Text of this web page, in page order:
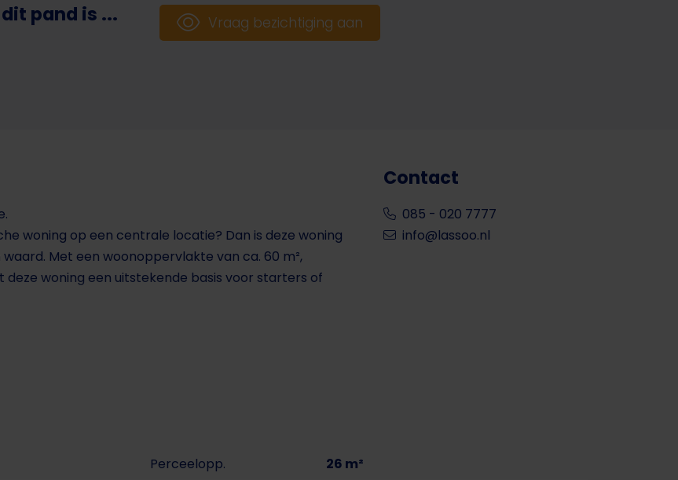
pand is ... Vraag bezichtiging aan
woning op een centrale locatie? Dan is deze woning
Met een woonoppervlakte van ca. 60 m²,
woning een uitstekende basis voor starters of
Contact
085 - 020 7777
info@lassoo.nl
Perceelopp.
26 m²